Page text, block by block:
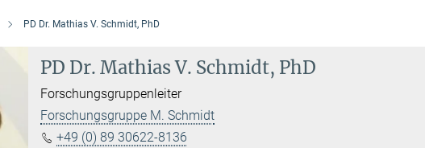
PD Dr. Mathias V. Schmidt, PhD
PD Dr. Mathias V. Schmidt, PhD
Forschungsgruppenleiter
Forschungsgruppe M. Schmidt
+49 (0) 89 30622-8136